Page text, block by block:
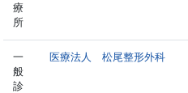
療
所
一
般
診
医療法人 松尾整形外科